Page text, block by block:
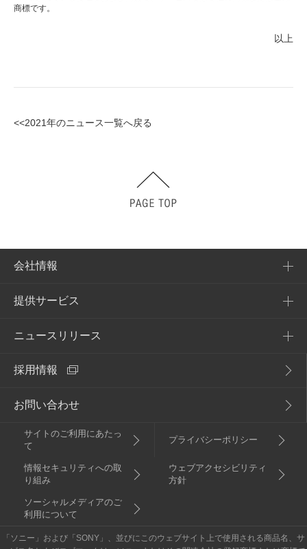
商標です。
以上
<<2021年のニュース一覧へ戻る
会社情報
会社概要
企業理念
アクセス
電子公告・決算公告
提供サービス
提供サービス一覧
NURO Biz
Enly
ニュースリリース
2026年
2025年
2024年
2023年
2022年
重要なお知らせ
採用情報
お問い合わせ
サイトのご利用にあたっ
て
プライバシーポリシー
情報セキュリティへの取
り組み
ウェブアクセシビリティ
方針
ソーシャルメディアのご
利用について
「ソニー」および「SONY」、並びにこのウェブサイト上で使用される商品名、サ